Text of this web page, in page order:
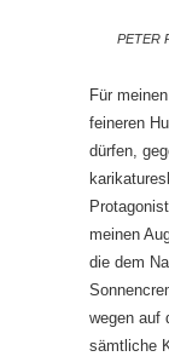
PETER
Für
feineren
dürfen,
meinen
die dem
wegen auf
sämtliche